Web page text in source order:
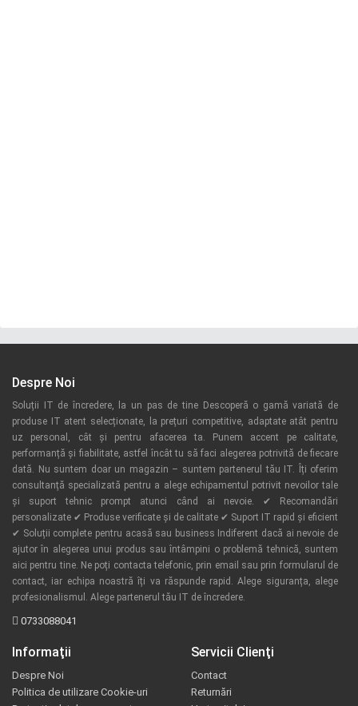
Despre Noi
Soluții IT de încredere, la un pas de tine Descoperă o gamă variată de
produse IT atent selecționate, la prețuri competitive, adaptate atât pentru
uz personal, cât și pentru afacerea ta. Punem accent pe calitate,
performanță și fiabilitate, astfel încât tu să faci alegerea potrivită de fiecare
dată. Nu suntem doar un magazin – suntem partenerul tău IT. Îți oferim
consultanță specializată pentru a alege echipamentul potrivit nevoilor tale
și suport tehnic prompt atunci când ai nevoie. ✔ Recomandări
personalizate ✔ Produse verificate și de calitate ✔ Suport IT rapid și eficient
✔ Soluții complete pentru acasă sau business Indiferent dacă ai nevoie de
ajutor în alegerea unui produs sau întâmpini o problemă tehnică, suntem
aici pentru tine. Ne poți contacta telefonic, prin email sau prin formularul de
contact, iar echipa noastră îți va răspunde rapid. Alege siguranța, alege
profesionalismul. Alege partenerul tău IT de încredere.
0733088041
Informaţii
Despre Noi
Politica de utilizare Cookie-uri
Servicii Clienţi
Contact
Returnări